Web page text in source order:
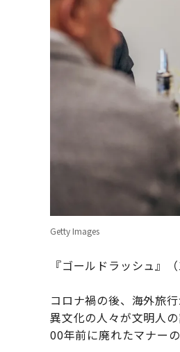
Getty Images
『ゴールドラッシュ』
コロナ禍の後、海外旅
異文化の人々が文明人
00年前に廃れたマナー